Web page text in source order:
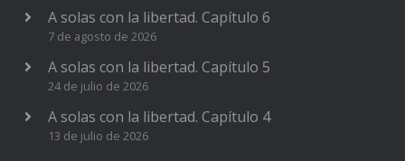
A solas con la libertad. Capítulo 6
7 de agosto de 2026
A solas con la libertad. Capítulo 5
24 de julio de 2026
A solas con la libertad. Capítulo 4
13 de julio de 2026